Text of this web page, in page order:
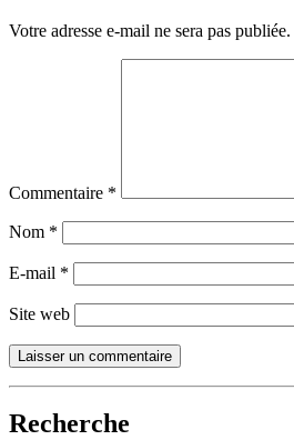
Votre adresse e-mail ne sera pas publiée.
Commentaire *
Nom *
E-mail *
Site web
Recherche